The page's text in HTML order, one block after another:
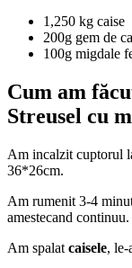
1,250 kg caise
200g gem de
100g migdale
Cum am
Streusel cu
Am incalzit cuptorul
36*26cm.
Am rumenit 3-4
amestecand continuu.
Am spalat caisele, le-